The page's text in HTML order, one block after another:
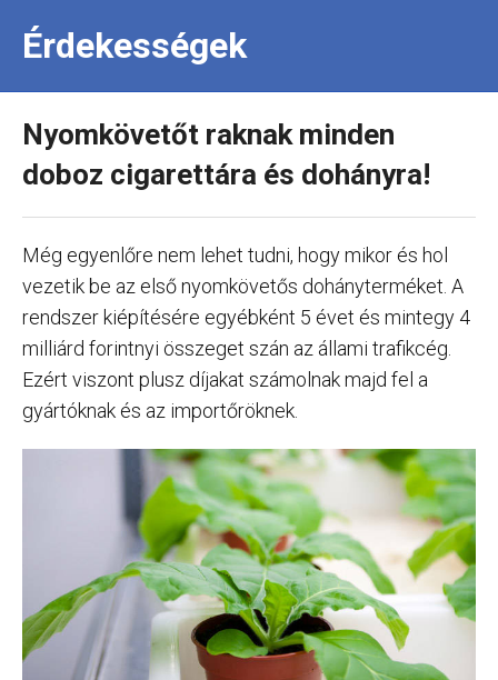
Érdekességek
Nyomkövetőt raknak minden
doboz cigarettára és dohányra!
Még egyenlőre nem lehet tudni, hogy mikor és hol
vezetik be az első nyomkövetős dohányterméket. A
rendszer kiépítésére egyébként 5 évet és mintegy 4
milliárd forintnyi összeget szán az állami trafikcég.
Ezért viszont plusz díjakat számolnak majd fel a
gyártóknak és az importőröknek.